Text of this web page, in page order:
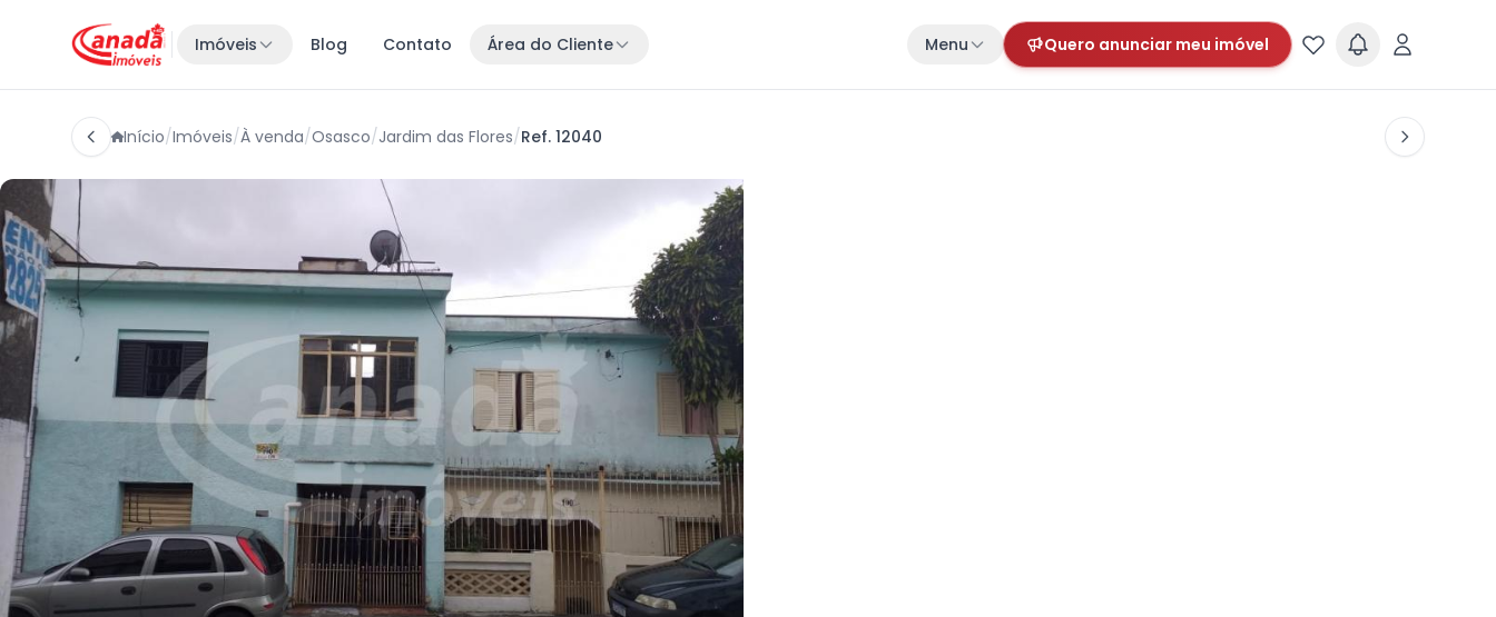
Imóveis Blog Contato Área do Cliente Menu Quero anunciar meu imóvel
Início/Imóveis/À venda/Osasco/Jardim das Flores/Ref. 12040